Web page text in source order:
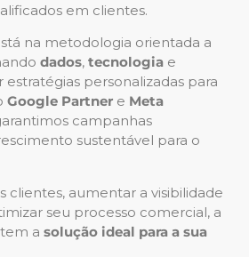
em clientes.
na metodologia orientada a
dados, tecnologia e
estratégias personalizadas para
Google Partner e Meta
campanhas
sustentável para o
clientes, aumentar a visibilidade
seu processo comercial, a
a solução ideal para a sua